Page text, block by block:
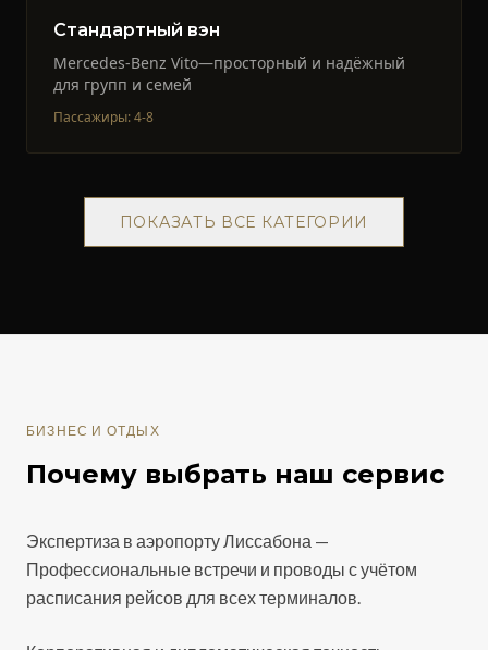
Стандартный вэн
Mercedes-Benz Vito—просторный и надёжный
для групп и семей
Пассажиры:4-8
ПОКАЗАТЬ ВСЕ КАТЕГОРИИ
БИЗНЕС И ОТДЫХ
Почему выбрать наш сервис
Экспертиза в аэропорту Лиссабона —
Профессиональные встречи и проводы с учётом
расписания рейсов для всех терминалов.